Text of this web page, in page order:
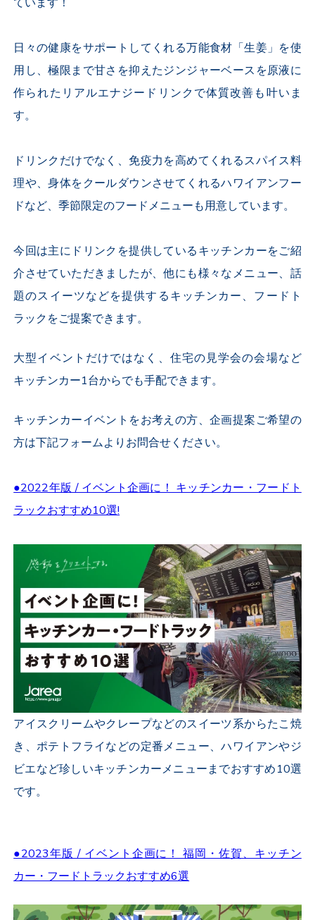
日々の健康をサポートしてくれる万能食材「生姜」を使
用し、極限まで甘さを抑えたジンジャーベースを原液に
作られたリアルエナジードリンクで体質改善も叶いま
す。
ドリンクだけでなく、免疫力を高めてくれるスパイス料
理や、身体をクールダウンさせてくれるハワイアンフー
ドなど、季節限定のフードメニューも用意しています。
今回は主にドリンクを提供しているキッチンカーをご紹
介させていただきましたが、他にも様々なメニュー、話
題のスイーツなどを提供するキッチンカー、フードト
ラックをご提案できます。
大型イベントだけではなく、住宅の見学会の会場など
キッチンカー1台からでも手配できます。
キッチンカーイベントをお考えの方、企画提案ご希望の
方は下記フォームよりお問合せください。
●2022年版 / イベント企画に！ キッチンカー・フードト
ラックおすすめ10選!
アイスクリームやクレープなどのスイーツ系からたこ焼
き、ポテトフライなどの定番メニュー、ハワイアンやジ
ビエなど珍しいキッチンカーメニューまでおすすめ10選
です。
●2023年版 / イベント企画に！ 福岡・佐賀、キッチン
カー・フードトラックおすすめ6選